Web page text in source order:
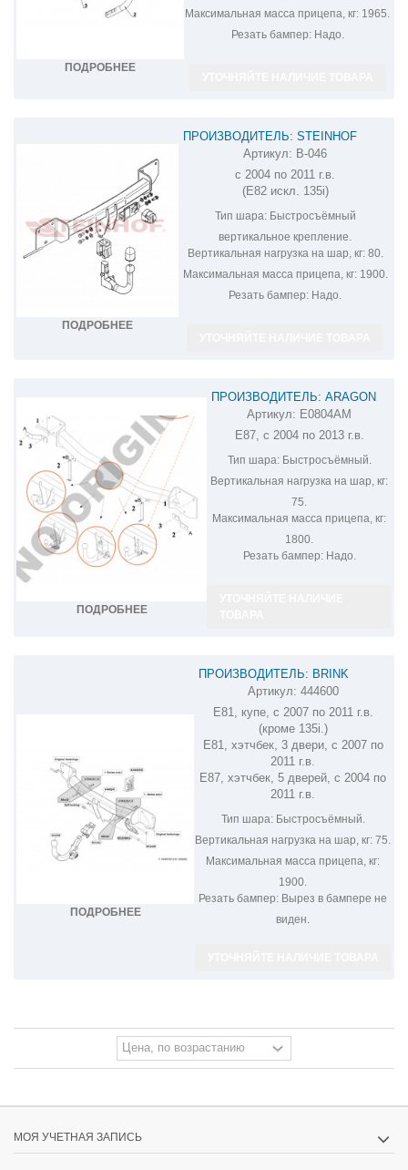
ПОДРОБНЕЕ
Максимальная масса прицепа, кг: 1965.
Резать бампер:Надо.
ПОДРОБНЕЕ
ПРОИЗВОДИТЕЛЬ: STEINHOF
ФАРКОП НА BMW 1-SERIES B-046
Артикул: B-046
с 2004 по 2011 г.в.
(E82 искл. 135i)
Тип шара:Быстросъёмный
вертикальное крепление.
Вертикальная нагрузка на шар, кг:80.
Максимальная масса прицепа, кг:1900.
Резать бампер: Надо.
ПОДРОБНЕЕ
ПРОИЗВОДИТЕЛЬ: ARAGON
ФАРКОП НА BMW 1 E0804AM
Артикул: E0804AM
E87, с 2004 по 2013 г.в.
Тип шара:Быстросъёмный.
Вертикальная нагрузка на шар, кг:
75.
Максимальная масса прицепа, кг:
1800.
Резать бампер:Надо.
ПОДРОБНЕЕ
ПРОИЗВОДИТЕЛЬ: BRINK
ФАРКОП НА BMW 1 444600
Артикул: 444600
E81, купе, с 2007 по 2011 г.в.
(кроме 135i.)
E81, хэтчбек, 3 двери, с 2007 по
2011 г.в.
E87, хэтчбек, 5 дверей, с 2004 по
2011 г.в.
Тип шара:Быстросъёмный.
Вертикальная нагрузка на шар, кг: 75.
Максимальная масса прицепа, кг:
1900.
Резать бампер: Вырез в бампере не
виден.
МОЯ УЧЕТНАЯ ЗАПИСЬ